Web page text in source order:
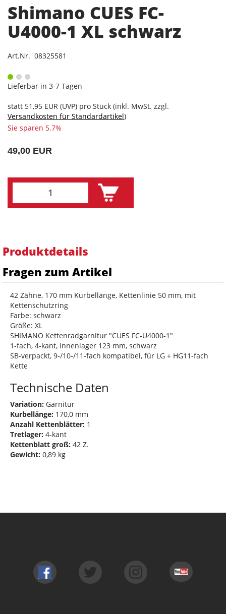
Shimano CUES FC-
U4000-1 XL schwarz
Art.Nr. 08325581
Lieferbar in 3-7 Tagen
statt 51,95 EUR (UVP) pro Stück (inkl. MwSt. zzgl.
Versandkosten für Standardartikel)
Sie sparen 5.7%
49,00 EUR
Produktdetails
Fragen zum Artikel
42 Zähne, 170 mm Kurbellänge, Kettenlinie 50 mm, mit
Kettenschutzring
Farbe: schwarz
Größe: XL
SHIMANO Kettenradgarnitur "CUES FC-U4000-1"
1-fach, 4-kant, Innenlager 123 mm, schwarz
SB-verpackt, 9-/10-/11-fach kompatibel, für LG + HG11-fach
Kette
Technische Daten
Variation: Garnitur
Kurbellänge: 170,0 mm
Anzahl Kettenblätter: 1
Tretlager: 4-kant
Kettenblatt groß: 42 Z.
Gewicht: 0,89 kg